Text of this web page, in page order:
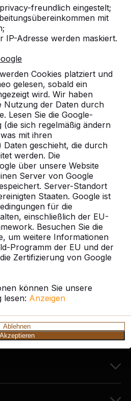
freundlich eingestelt;
mit
IP-Adresse werden maskiert.
Cookies platziert und
gelesen, sobald ein
wird. Wir haben
Nutzung der Daten durch
Lesen Sie die Google-
sich regelmäßig ändern
mit ihren
geschieht, die durch
werden. Die
über unsere Website
Server von Google
Server-Standort
Staaten. Google ist
für die
einschließlich der EU-
Besuchen Sie die
um weitere Informationen
Programm der EU und der
Zertifizierung von Google
können Sie unsere
lesen: Anzeigen
Ablehnen
Akzeptieren
suchen